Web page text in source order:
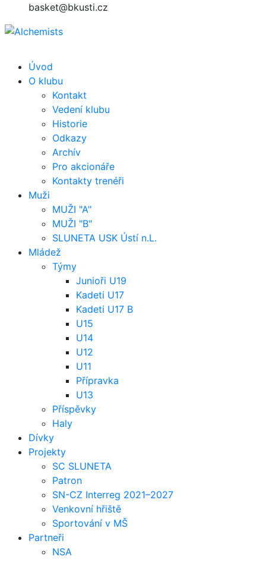
basket@bkusti.cz
Úvod
O klubu
Kontakt
Vedení klubu
Historie
Odkazy
Archív
Pro akcionáře
Kontakty trenéři
Muži
MUŽI "A"
MUŽI "B"
SLUNETA USK Ústí n.L.
Mládež
Týmy
Junioři U19
Kadeti U17
Kadeti U17 B
U15
U14
U12
U11
Přípravka
U13
Příspěvky
Haly
Dívky
Projekty
SC SLUNETA
Patron
SN-CZ Interreg 2021–2027
Venkovní hřiště
Sportování v MŠ
Partneři
NSA